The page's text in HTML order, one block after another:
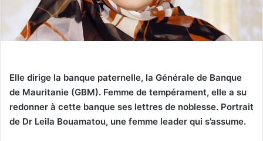
Elle dirige la banque paternelle, la Générale de Banque
de Mauritanie (GBM). Femme de tempérament, elle a su
redonner à cette banque ses lettres de noblesse. Portrait
de Dr Leila Bouamatou, une femme leader qui s’assume.